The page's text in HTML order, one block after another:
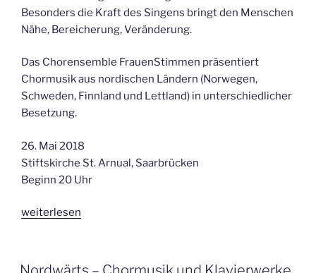
Besonders die Kraft des Singens bringt den Menschen
Nähe, Bereicherung, Veränderung.
Das Chorensemble FrauenStimmen präsentiert
Chormusik aus nordischen Ländern (Norwegen,
Schweden, Finnland und Lettland) in unterschiedlicher
Besetzung.
26. Mai 2018
Stiftskirche St. Arnual, Saarbrücken
Beginn 20 Uhr
„Konzert:
und
weiterlesen
VERÖFFENTLICHT